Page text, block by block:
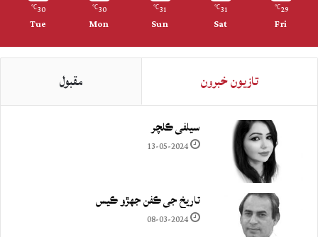
29
℃
Fri
31
℃
Sat
31
℃
Sun
30
℃
Mon
30
℃
Tue
تازيون خبرون مقبول
سيلفي ڪلچر
13-05-2024
تاريخ جي ڪفن جھڙو ڪيس
08-03-2024